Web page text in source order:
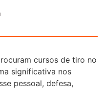
cursos de tiro no
significativa nos
pessoal, defesa,